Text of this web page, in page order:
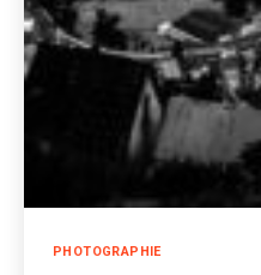
Catégories
PHOTOGRAPHIE